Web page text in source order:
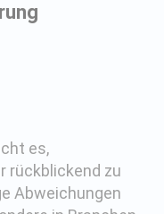
es,
rückblickend zu
Abweichungen